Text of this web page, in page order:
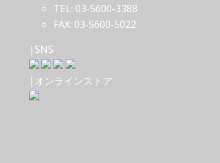
TEL: 03-5600-3388
FAX: 03-5600-5022
|SNS
|オンラインストア